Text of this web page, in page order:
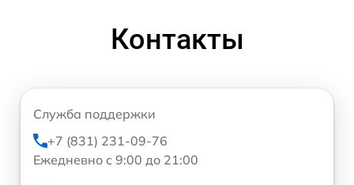
Контакты
Служба поддержки
+7 (831) 231-09-76
Ежедневно с 9:00 до 21:00